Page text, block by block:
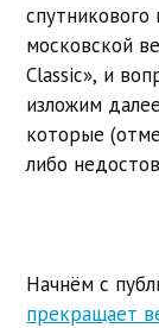
московской
Classic», и
изложим
которые
либо
Начнём с
прекращает